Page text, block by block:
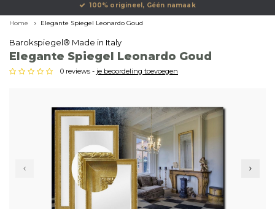
100% origineel, Géén namaak
Home Elegante Spiegel Leonardo Goud
Barokspiegel® Made in Italy
Elegante Spiegel Leonardo Goud
0 reviews - je beoordeling toevoegen